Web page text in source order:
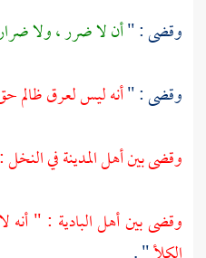
وقضى : "أن لا ضرر ، ولا
وقضى : "أنه ليس لعرق ظالم
وقضى بينأهل المدينةفي النخل
وقضى بين أهل البادية : "